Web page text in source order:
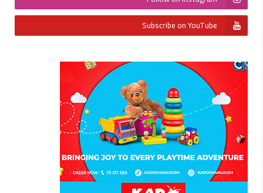
Subscribe on YouTube